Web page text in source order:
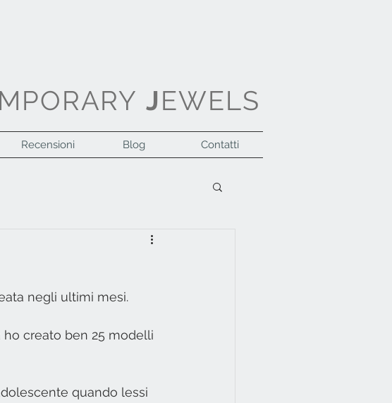
JEWELS
Recensioni Blog Contatti
negli ultimi mesi.
creato ben 25 modelli
quando lessi